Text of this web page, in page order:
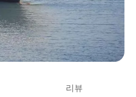
리뷰